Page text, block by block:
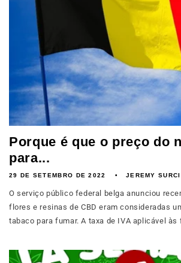
Porque é que o preço do
para...
29 DE SETEMBRO DE 2022 JEREMY
O serviço público federal belga anunciou
flores e resinas de CBD eram consideradas
tabaco para fumar. A taxa de IVA aplicável às